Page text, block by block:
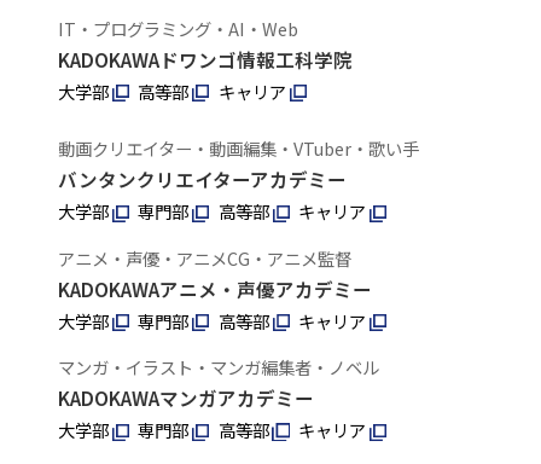
IT・プログラミング・AI・Web
KADOKAWAドワンゴ情報工科学院
大学部 高等部 キャリア
動画クリエイター・動画編集・VTuber・歌い手
バンタンクリエイターアカデミー
大学部 専門部 高等部
キャリア
アニメ・声優・アニメCG・アニメ監督
KADOKAWAアニメ・声優アカデミー
大学部 専門部 高等部
キャリア
マンガ・イラスト・マンガ編集者・ノベル
KADOKAWAマンガアカデミー
大学部 専門部 高等部
キャリア